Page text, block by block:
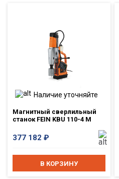
Наличие уточняйте
Магнитный сверлильный
станок FEIN KBU 110-4 M
377 182 ₽
В КОРЗИНУ